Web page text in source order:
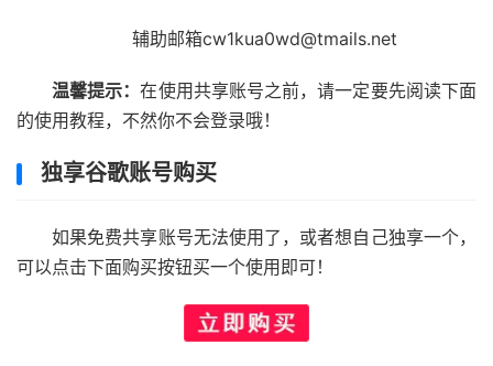
辅助邮箱cw1kua0wd@tmails.net
温馨提示：在使用共享账号之前，请一定要先阅读下面
的使用教程，不然你不会登录哦！
独享谷歌账号购买
如果免费共享账号无法使用了，或者想自己独享一个，
可以点击下面购买按钮买一个使用即可！